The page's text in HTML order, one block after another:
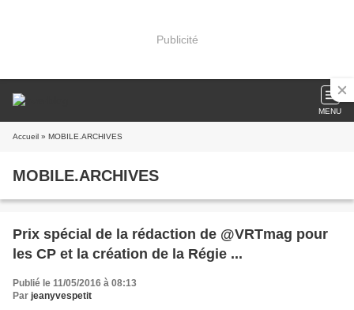
Publicité
MENU
Accueil » MOBILE.ARCHIVES
MOBILE.ARCHIVES
Prix spécial de la rédaction de @VRTmag pour
les CP et la création de la Régie ...
Publié le 11/05/2016 à 08:13
Par jeanyvespetit